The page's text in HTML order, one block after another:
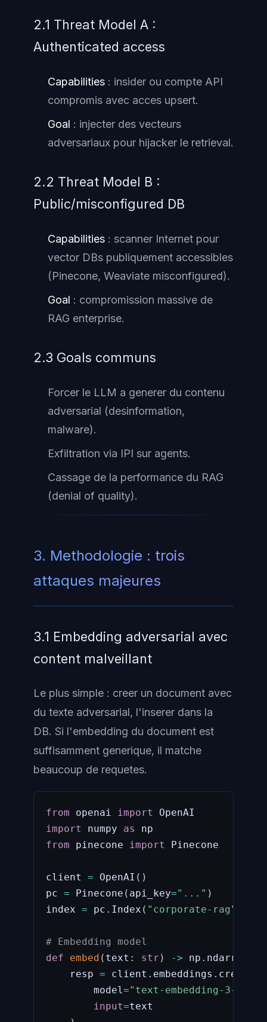
2.1 Threat Model A :
Authenticated access
Capabilities : insider ou compte API
compromis avec acces upsert.
Goal : injecter des vecteurs
adversariaux pour hijacker le retrieval.
2.2 Threat Model B :
Public/misconfigured DB
Capabilities : scanner Internet pour
vector DBs publiquement accessibles
(Pinecone, Weaviate misconfigured).
Goal : compromission massive de
RAG enterprise.
2.3 Goals communs
Forcer le LLM a generer du contenu
adversarial (desinformation,
malware).
Exfiltration via IPI sur agents.
Cassage de la performance du RAG
(denial of quality).
3. Methodologie : trois
attaques majeures
3.1 Embedding adversarial avec
content malveillant
Le plus simple : creer un document avec
du texte adversarial, l'inserer dans la
DB. Si l'embedding du document est
suffisamment generique, il matche
beaucoup de requetes.
from openai import
import
numpy as
from pinecone import Pinecone
client = OpenAI ( )
pc = Pinecone ( api_key="..." )
index = pc . Index ( "corporate-rag"
# Embedding model
def
embed ( text : str ) -> np . ndarray
    resp
= client . embeddings . create
        model
="text-embedding-3-
input=text